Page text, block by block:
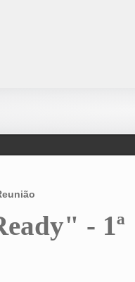
- 1ª